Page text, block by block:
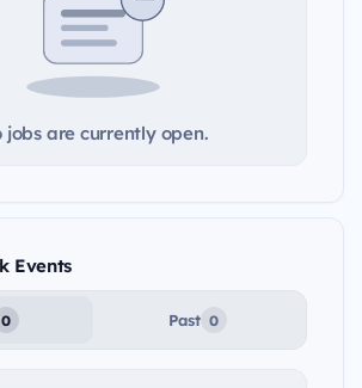
jobs are currently open.
Events
0 Past 0